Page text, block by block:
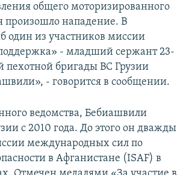
РС
общего моторизированного
произошло нападение. В
один из участников миссии
- младший сержант 23-
пехотной бригады ВС Грузии
- говорится в сообщении.
ведомства, Бебиашвили
с 2010 года. До этого он дважды
международных сил по
в Афганистане (ISAF) в